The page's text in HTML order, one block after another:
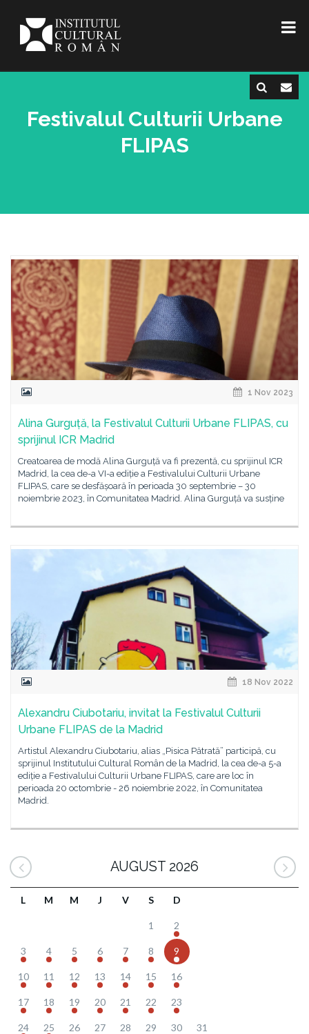
Festivalul Culturii Urbane
FLIPAS
1 Nov 2023
Alina Gurguță, la Festivalul Culturii Urbane FLIPAS, cu
sprijinul ICR Madrid
Creatoarea de modă Alina Gurguță va fi prezentă, cu sprijinul ICR
Madrid, la cea de-a VI-a ediție a Festivalului Culturii Urbane
FLIPAS, care se desfășoară în perioada 30 septembrie – 30
noiembrie 2023, în Comunitatea Madrid. Alina Gurguță va susține
18 Nov 2022
Alexandru Ciubotariu, invitat la Festivalul Culturii
Urbane FLIPAS de la Madrid
Artistul Alexandru Ciubotariu, alias „Pisica Pătrată” participă, cu
sprijinul Institutului Cultural Român de la Madrid, la cea de-a 5-a
ediție a Festivalului Culturii Urbane FLIPAS, care are loc în
perioada 20 octombrie - 26 noiembrie 2022, în Comunitatea
Madrid.
AUGUST 2026
L M M J V S D
1 2
3 4 5 6 7 8 9
10 11 12 13 14 15 16
17 18 19 20 21 22 23
24 25 26 27 28 29 30 31